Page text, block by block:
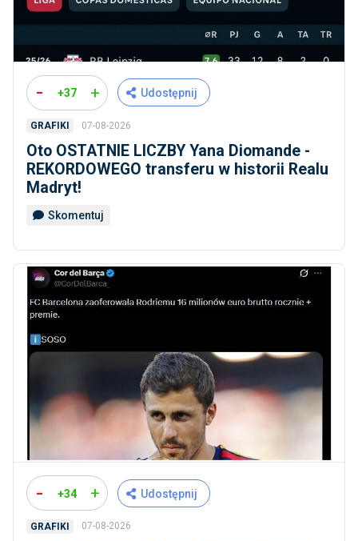
- +37 + Udostępnij
GRAFIKI 07-08-2026
Oto OSTATNIE LICZBY Yana Diomande -
REKORDOWEGO transferu w historii Realu
Madryt!
Skomentuj
- +34 + Udostępnij
GRAFIKI 07-08-2026